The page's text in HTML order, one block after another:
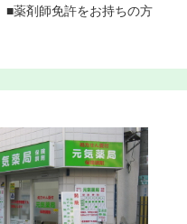
■薬剤師免許をお持ちの方